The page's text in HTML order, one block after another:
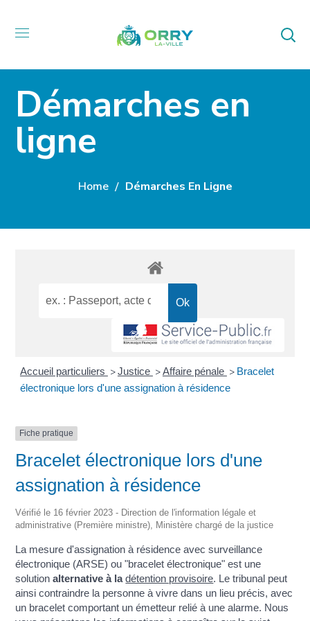
Démarches en
ligne
Home Démarches En Ligne
Accueil particuliers >Justice >Affaire pénale > Bracelet
électronique lors d'une assignation à résidence
Fiche pratique
Bracelet électronique lors d'une
assignation à résidence
Vérifié le 16 février 2023 - Direction de l'information légale et
administrative (Première ministre), Ministère chargé de la justice
La mesure d'assignation à résidence avec surveillance
électronique (ARSE) ou "bracelet électronique" est une
solutionalternative à ladétention provisoire. Le tribunal peut
ainsi contraindre la personne à vivre dans un lieu précis, avec
un bracelet comportant un émetteur relié à une alarme. Nous